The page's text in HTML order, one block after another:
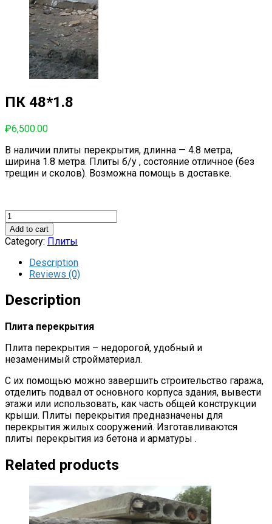
ПК 48*1.8
₽6,500.00
В наличии плиты перекрытия, длинна — 4.8 метра,
ширина 1.8 метра. Плиты б/у , состояние отличное (без
трещин и сколов). Возможна помощь в доставке.
ПК
48*1.8
quantity
Add to cart
Category: Плиты
Description
Reviews (0)
Description
Плита перекрытия
Плита перекрытия – недорогой, удобный и
незаменимый стройматериал.
С их помощью можно завершить строительство гаража,
отделить подвал от основного корпуса здания, вывести
этажи или использовать, как часть общей конструкции
крыши. Плиты перекрытия предназначены для
перекрытия жилых сооружений. Изготавливаются
плиты перекрытия из бетона и арматуры .
Related products